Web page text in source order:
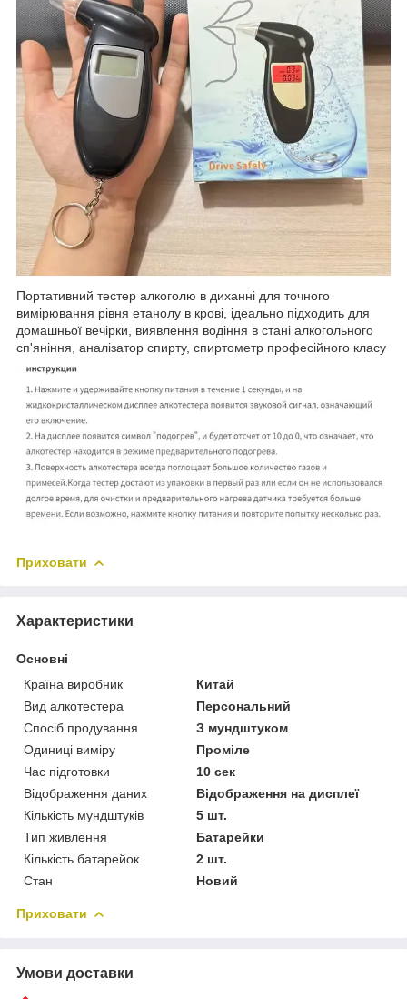
Портативний тестер алкоголю в диханні для точного
вимірювання рівня етанолу в крові, ідеально підходить для
домашньої вечірки, виявлення водіння в стані алкогольного
сп'яніння, аналізатор спирту, спиртометр професійного класу
Приховати
Характеристики
Основні
Країна виробник
Китай
Вид алкотестера
Персональний
Спосіб продування
З мундштуком
Одиниці виміру
Проміле
Час підготовки
10 сек
Відображення даних
Відображення на дисплеї
Кількість мундштуків
5 шт.
Тип живлення
Батарейки
Кількість батарейок
2 шт.
Стан
Новий
Приховати
Умови доставки